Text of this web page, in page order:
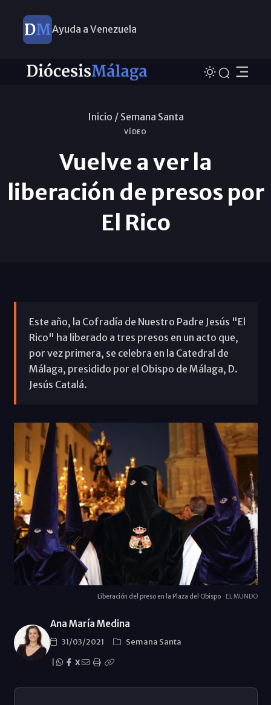
Ayuda a Venezuela
Inicio / Semana Santa
VÍDEO
Vuelve a ver la
liberación de presos por
El Rico
Este año, la Cofradía de Nuestro Padre Jesús "El
Rico" ha liberado a tres presos en un acto que,
por vez primera, se celebra en la Catedral de
Málaga, presidido por el Obispo de Málaga, D.
Jesús Catalá.
Liberación del preso en la Plaza del Obispo EL MUNDO
Ana María Medina
31/03/2021
Semana Santa
X